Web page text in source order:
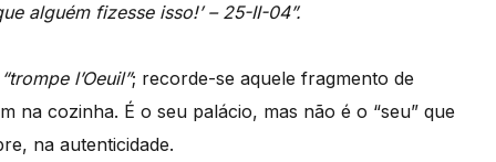
alguém fizesse isso!’ – 25-II-04”.
“trompe l’Oeuil”; recorde-se aquele fragmento de
na cozinha. É o seu palácio, mas não é o “seu” que
na autenticidade.